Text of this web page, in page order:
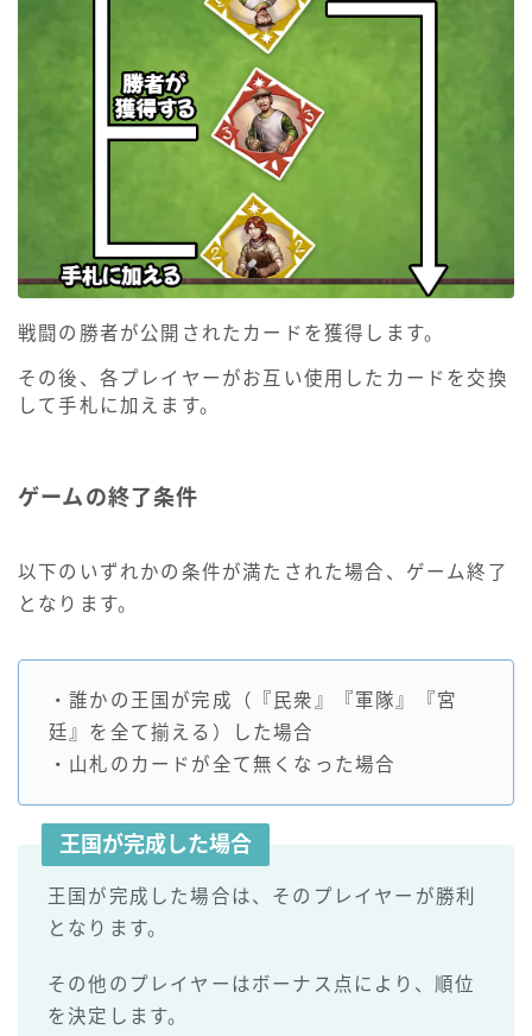
戦闘の勝者が公開されたカードを獲得します。
その後、各プレイヤーがお互い使用したカードを交換
して手札に加えます。
ゲームの終了条件
以下のいずれかの条件が満たされた場合、ゲーム終了
となります。
・誰かの王国が完成（『民衆』『軍隊』『宮
廷』を全て揃える）した場合
・山札のカードが全て無くなった場合
王国が完成した場合
王国が完成した場合は、そのプレイヤーが勝利
となります。
その他のプレイヤーはボーナス点により、順位
を決定します。